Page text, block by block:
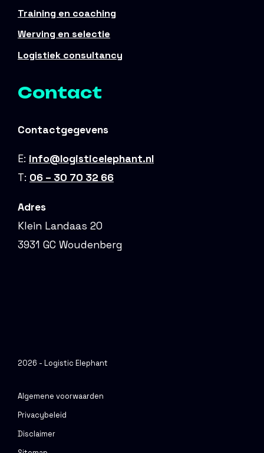
Training en coaching
Werving en selectie
Logistiek consultancy
Contact
Contactgegevens
E: info@logisticelephant.nl
T: 06 – 30 70 32 66
Adres
Klein Landaas 20
3931 GC Woudenberg
2026 - Logistic Elephant
Algemene voorwaarden
Privacybeleid
Disclaimer